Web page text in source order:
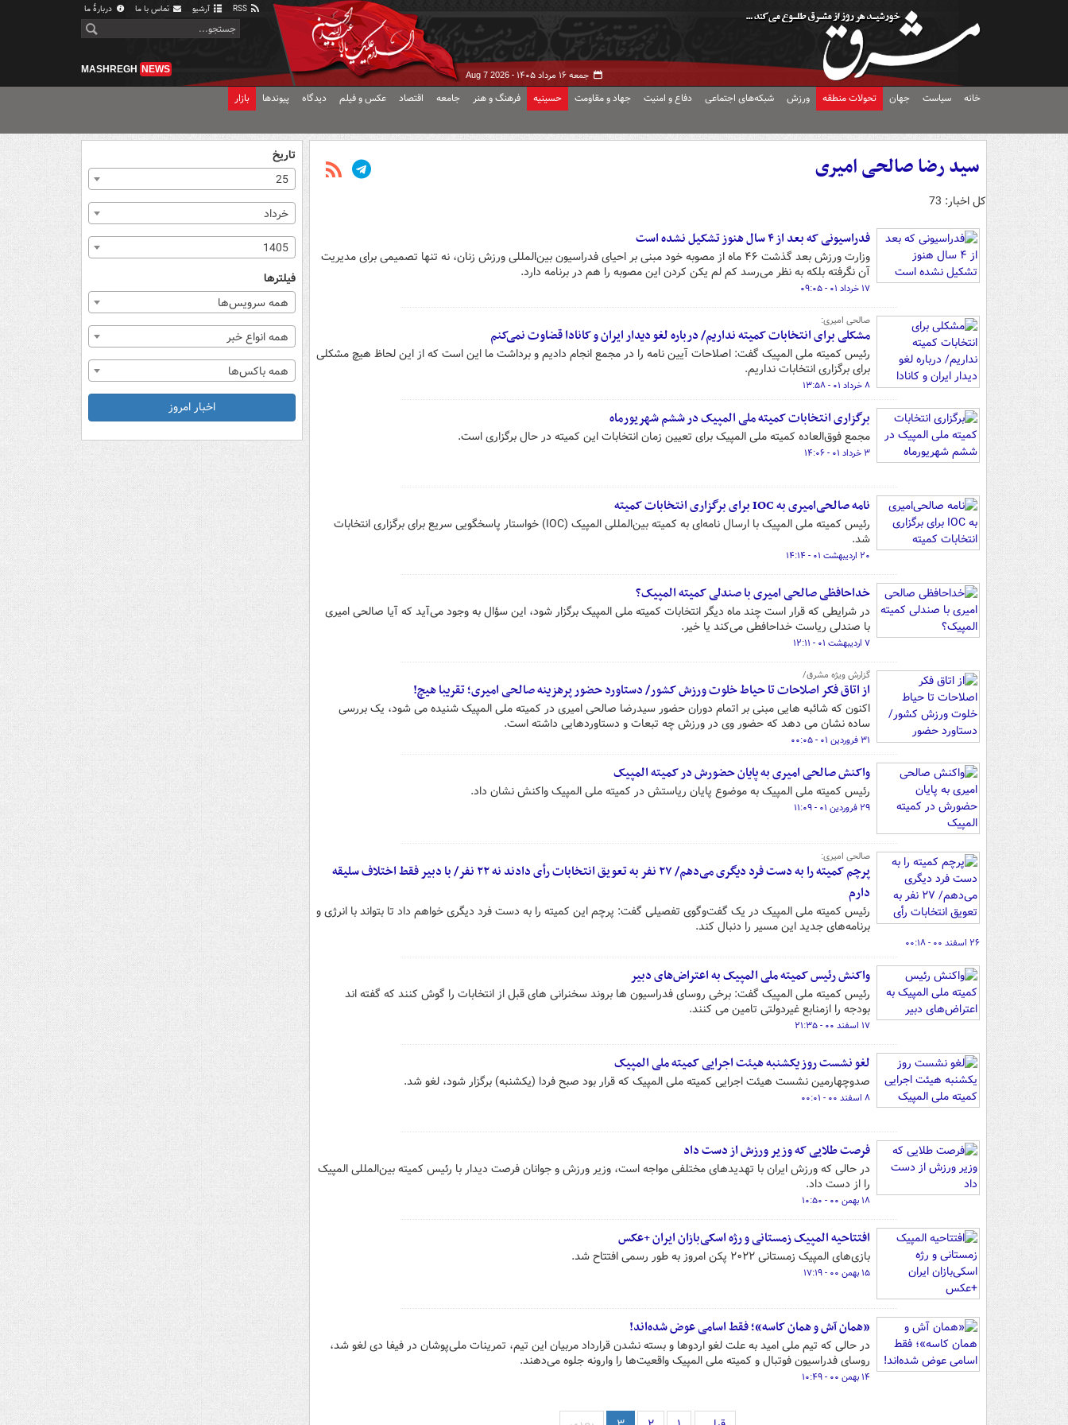
آرشیو تماس با ما دربارهٔ ما
جمعه ۱۶ مرداد ۱۴۰۵ - Aug 7 2026
MASHREGH NEWS
خانه سیاست جهان تحولات منطقه ورزش شبکه‌های اجتماعی دفاع و امنیت جهاد و مقاومت حسینیه فرهنگ و هنر جامعه اقتصاد عکس و فیلم دیدگاه پیوندها بازار
سید رضا صالحی امیری
کل اخبار: 73
فدراسیونی که بعد از ۴ سال هنوز تشکیل نشده است
وزارت ورزش بعد گذشت ۴۶ ماه از مصوبه خود مبنی بر احیای فدراسیون بین‌المللی ورزش زنان، نه تنها تصمیمی برای مدیریت
آن نگرفته بلکه به نظر می‌رسد کم لم یکن کردن این مصوبه را هم در برنامه دارد.
۱۷ خرداد ۰۱ - ۰۹:۰۵
صالحی امیری:
مشکلی برای انتخابات کمیته نداریم/ درباره لغو دیدار ایران و کانادا قضاوت نمی‌کنم
رئیس کمیته ملی المپیک گفت: اصلاحات آیین نامه را در مجمع انجام دادیم و برداشت ما این است که از این لحاظ هیچ مشکلی
برای برگزاری انتخابات نداریم.
۸ خرداد ۰۱ - ۱۳:۵۸
برگزاری انتخابات کمیته ملی المپیک در ششم شهریورماه
مجمع فوق‌العاده کمیته ملی المپیک برای تعیین زمان انتخابات این کمیته در حال برگزاری است.
۳ خرداد ۰۱ - ۱۴:۰۶
نامه صالحی‌امیری به IOC برای برگزاری انتخابات کمیته
رئیس کمیته ملی المپیک با ارسال نامه‌ای به کمیته بین‌المللی المپیک (IOC) خواستار پاسخگویی سریع برای برگزاری انتخابات
شد.
۲۰ اردیبهشت ۰۱ - ۱۴:۱۴
خداحافظی صالحی امیری با صندلی کمیته المپیک؟
در شرایطی که قرار است چند ماه دیگر انتخابات کمیته ملی المپیک برگزار شود، این سؤال به وجود می‌آید که آیا صالحی امیری
با صندلی ریاست خداحافطی می‌کند یا خیر.
۷ اردیبهشت ۰۱ - ۱۲:۱۱
گزارش ویژه مشرق/
از اتاق فکر اصلاحات تا حیاط خلوت ورزش کشور/ دستاورد حضور پرهزینه صالحی امیری؛ تقریبا هیچ!
اکنون که شائبه هایی مبنی بر اتمام دوران حضور سیدرضا صالحی امیری در کمیته ملی المپیک شنیده می شود، یک بررسی
ساده نشان می دهد که حضور وی در ورزش چه تبعات و دستاوردهایی داشته است.
۳۱ فروردین ۰۱ - ۰۰:۰۵
واکنش صالحی‌ امیری به پایان حضورش در کمیته المپیک
رئیس کمیته ملی المپیک به موضوع پایان ریاستش در کمیته ملی المپیک واکنش نشان داد.
۲۹ فروردین ۰۱ - ۱۱:۰۹
صالحی امیری:
پرچم کمیته را به دست فرد دیگری می‌دهم/ ۲۷ نفر به تعویق انتخابات رأی دادند نه ۲۲ نفر/ با دبیر فقط اختلاف سلیقه
دارم
رئیس کمیته ملی المپیک در یک گفت‌وگوی تفصیلی گفت: پرچم این کمیته را به دست فرد دیگری خواهم داد تا بتواند با انرژی و
برنامه‌های جدید این مسیر را دنبال کند.
۲۶ اسفند ۰۰ - ۰۰:۱۸
واکنش رئیس کمیته ملی المپیک به اعتراض‌های دبیر
رئیس کمیته ملی المپیک گفت: برخی روسای فدراسیون ها بروند سخنرانی های قبل از انتخابات را گوش کنند که گفته اند
بودجه را ازمنابع غیردولتی تامین می کنند.
۱۷ اسفند ۰۰ - ۲۱:۳۵
لغو نشست روز یکشنبه هیئت اجرایی کمیته ملی المپیک
صدوچهارمین نشست هیئت اجرایی کمیته ملی المپیک که قرار بود صبح فردا (یکشنبه) برگزار شود، لغو شد.
۸ اسفند ۰۰ - ۰۰:۰۱
فرصت طلایی که وزیر ورزش از دست داد
در حالی که ورزش ایران با تهدیدهای مختلفی مواجه است، وزیر ورزش و جوانان فرصت دیدار با رئیس کمیته بین‌المللی المپیک
را از دست داد.
۱۸ بهمن ۰۰ - ۱۰:۵۰
افتتاحیه المپیک زمستانی و رژه اسکی‌بازان ایران +عکس
بازی‌های المپیک زمستانی ۲۰۲۲ پکن امروز به طور رسمی افتتاح شد.
۱۵ بهمن ۰۰ - ۱۷:۱۹
«همان آش و همان کاسه»؛ فقط اسامی عوض شده‌اند!
در حالی که تیم ملی امید به علت لغو اردوها و بسته نشدن قرارداد مربیان این تیم، تمرینات ملی‌پوشان در فیفا دی لغو شد،
روسای فدراسیون فوتبال و کمیته ملی المپیک واقعیت‌ها را وارونه جلوه می‌دهند.
۱۴ بهمن ۰۰ - ۱۰:۴۹
تاریخ
25
خرداد
1405
فیلترها
همه سرویس‌ها
همه انواع خبر
همه باکس‌ها
اخبار امروز